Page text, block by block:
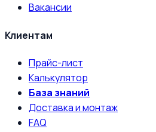
Вакансии
Клиентам
Прайс-лист
Калькулятор
База знаний
Доставка и монтаж
FAQ